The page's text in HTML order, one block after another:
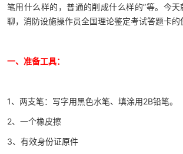
笔用什么样的，普通的削成什么样的”等。今
聊，消防设施操作员全国理论鉴定考试答题卡的
一、准备工具：
1、两支笔：写字用黑色水笔、填涂用2B铅笔。
2、一个橡皮擦
3、有效身份证原件